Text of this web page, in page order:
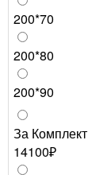
200*70
200*80
200*90
За Комплект
14100₽